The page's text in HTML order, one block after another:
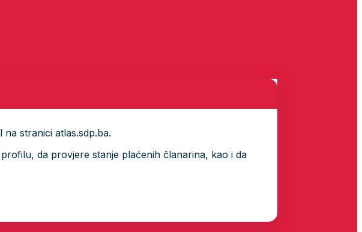
stranici atlas.sdp.ba.
da provjere stanje plaćenih članarina, kao i da